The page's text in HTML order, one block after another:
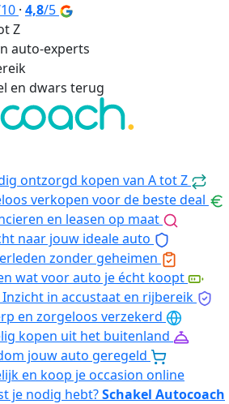
· 4,8/5
Z
auto-experts
en dwars terug
ontzorgd kopen van A tot Z
verkopen voor de beste deal
en leasen op maat
naar jouw ideale auto
zonder geheimen
wat voor auto je écht koopt
Inzicht in accustaat en rijbereik
en zorgeloos verzekerd
kopen uit het buitenland
jouw auto geregeld
en koop je occasion online
je nodig hebt?Schakel Autocoach